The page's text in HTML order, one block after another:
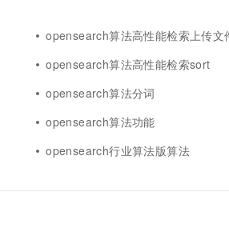
opensearch算法高性能检索上传文
opensearch算法高性能检索sort
opensearch算法分词
opensearch算法功能
opensearch行业算法版算法